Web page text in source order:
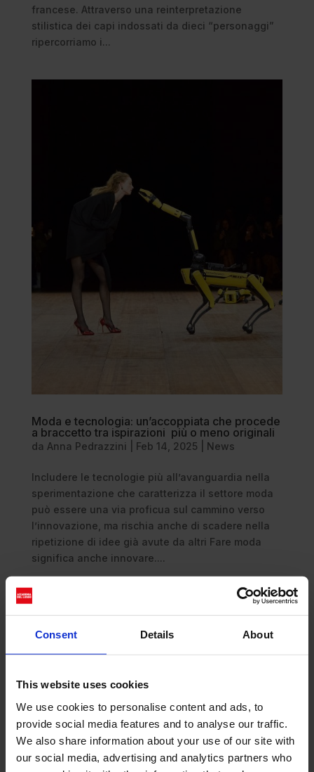
Consent Details About
This website uses cookies
We use cookies to personalise content and ads, to
provide social media features and to analyse our traffic.
We also share information about your use of our site with
our social media, advertising and analytics partners who
francese. Attraverso una reinterpretazione
stilistica dei capi indossati da dieci “personaggi”
ripercorriamo i...
Moda e tecnologia: un’accoppiata che procede
a braccetto tra ispirazioni più o meno originali
da Anna Pedrazzini Feb 14, 2025 News
Includere le tecnologie più all’avanguardia nella
sperimentazione che caratterizza il settore moda
può essere una via proficua sul cammino verso
l’innovazione, ma rischia anche di scadere nella
ripetizione di idee già avute da altri Fare moda
significa anche innovare....